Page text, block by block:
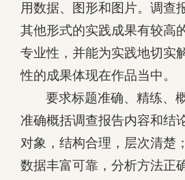
用数据、图形和图片。调查
其他形式的实践成果有较高
专业性，并能为实践地切实
性的成果体现在作品当中。
要求标题准确、精练、
准确概括调查报告内容和结
对象，结构合理，层次清楚
数据丰富可靠，分析方法正